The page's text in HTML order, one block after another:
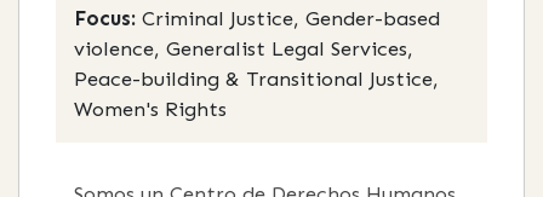
Focus: Criminal Justice, Gender-based
violence, Generalist Legal Services,
Peace-building & Transitional Justice,
Women's Rights